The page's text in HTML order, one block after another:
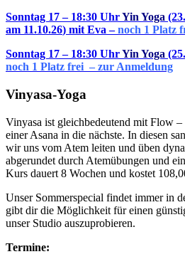
Sonntag 17 – 18:30 UhrYin Yoga
am 11.10.26) mit Eva –noch 1 Platz
Sonntag 17 – 18:30 UhrYin Yoga
noch 1 Platz frei – zur Anmeldung
Vinyasa-Yoga
Vinyasa ist gleichbedeutend mit Flow –
einer Asana in die nächste. In diesen
wir uns vom Atem leiten und üben
abgerundet durch Atemübungen und
Kurs dauert 8 Wochen und kostet
Unser Sommerspecial findet immer in
gibt dir die Möglichkeit für einen
unser Studio auszuprobieren.
Termine: